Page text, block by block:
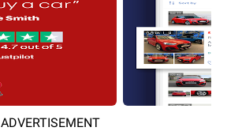
ADVERTISEMENT